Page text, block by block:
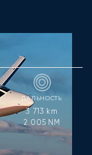
ДАЛЬНОСТЬ
3 713 km
2 005 NM